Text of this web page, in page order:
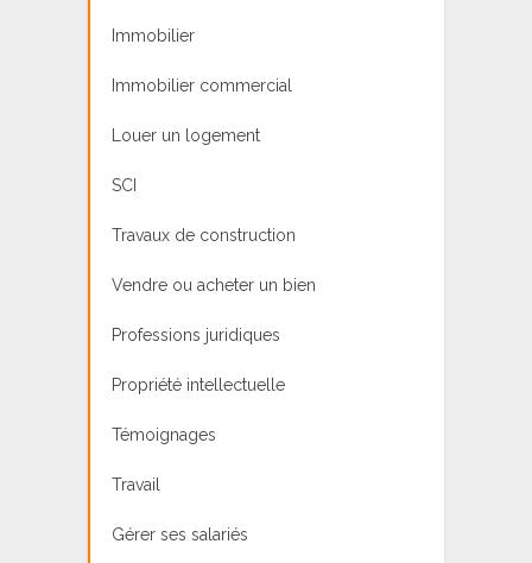
Immobilier
Immobilier commercial
Louer un logement
SCI
Travaux de construction
Vendre ou acheter un bien
Professions juridiques
Propriété intellectuelle
Témoignages
Travail
Gérer ses salariés